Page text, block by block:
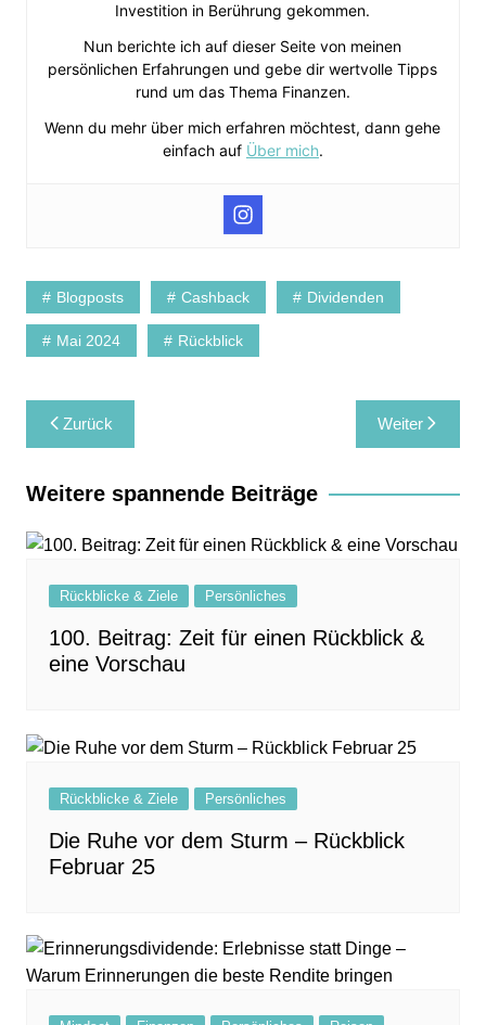
Investition in Berührung gekommen.
Nun berichte ich auf dieser Seite von meinen
persönlichen Erfahrungen und gebe dir wertvolle Tipps
rund um das Thema Finanzen.
Wenn du mehr über mich erfahren möchtest, dann gehe
einfach auf Über mich.
Blogposts Cashback Dividenden
Mai 2024 Rückblick
Beitragsnavigation
Zurück Weiter
Weitere spannende Beiträge
Rückblicke & Ziele Persönliches
100. Beitrag: Zeit für einen Rückblick &
eine Vorschau
Rückblicke & Ziele Persönliches
Die Ruhe vor dem Sturm – Rückblick
Februar 25